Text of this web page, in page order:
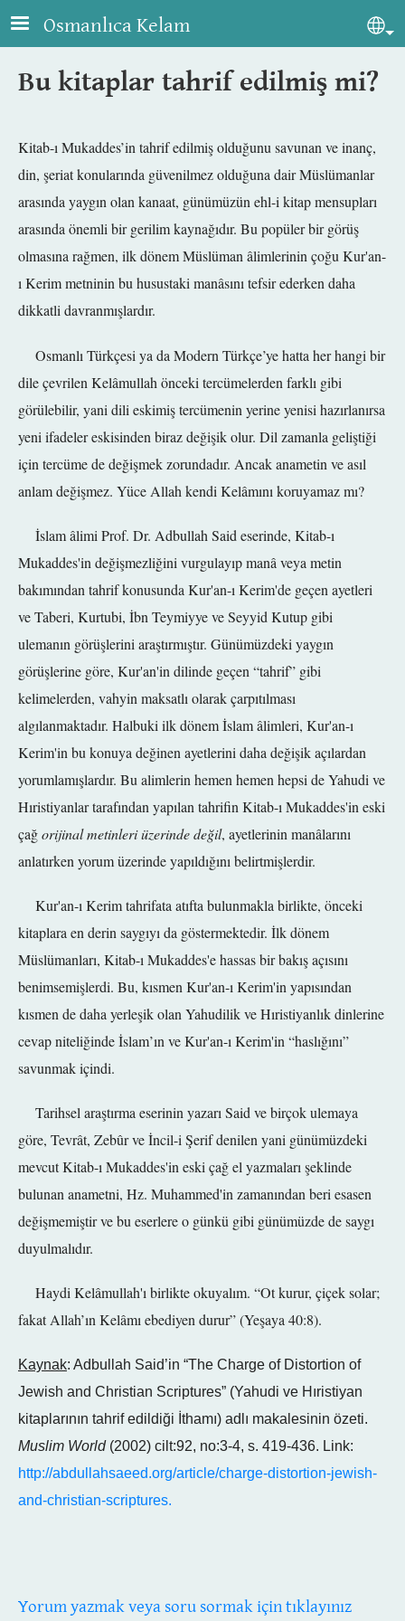
Skip to main content
Osmanlıca Kelam
Bu kitaplar tahrif edilmiş mi?
Kitab-ı Mukaddes’in tahrif edilmiş olduğunu savunan ve inanç,
din, şeriat konularında güvenilmez olduğuna dair Müslümanlar
arasında yaygın olan kanaat, günümüzün ehl-i kitap mensupları
arasında önemli bir gerilim kaynağıdır. Bu popüler bir görüş
olmasına rağmen, ilk dönem Müslüman âlimlerinin çoğu Kur'an-
ı Kerim metninin bu husustaki manâsını tefsir ederken daha
dikkatli davranmışlardır.
Osmanlı Türkçesi ya da Modern Türkçe’ye hatta her hangi bir
dile çevrilen Kelâmullah önceki tercümelerden farklı gibi
görülebilir, yani dili eskimiş tercümenin yerine yenisi hazırlanırsa
yeni ifadeler eskisinden biraz değişik olur. Dil zamanla geliştiği
için tercüme de değişmek zorundadır. Ancak anametin ve asıl
anlam değişmez. Yüce Allah kendi Kelâmını koruyamaz mı?
İslam âlimi Prof. Dr. Adbullah Said eserinde, Kitab-ı
Mukaddes'in değişmezliğini vurgulayıp manâ veya metin
bakımından tahrif konusunda Kur'an-ı Kerim'de geçen ayetleri
ve Taberi, Kurtubi, İbn Teymiyye ve Seyyid Kutup gibi
ulemanın görüşlerini araştırmıştır. Günümüzdeki yaygın
görüşlerine göre, Kur'an'in dilinde geçen “tahrif” gibi
kelimelerden, vahyin maksatlı olarak çarpıtılması
algılanmaktadır. Halbuki ilk dönem İslam âlimleri, Kur'an-ı
Kerim'in bu konuya değinen ayetlerini daha değişik açılardan
yorumlamışlardır. Bu alimlerin hemen hemen hepsi de Yahudi ve
Hıristiyanlar tarafından yapılan tahrifin Kitab-ı Mukaddes'in eski
çağorijinal metinleri üzerinde değil, ayetlerinin manâlarını
anlatırken yorum üzerinde yapıldığını belirtmişlerdir.
Kur'an-ı Kerim tahrifata atıfta bulunmakla birlikte, önceki
kitaplara en derin saygıyı da göstermektedir. İlk dönem
Müslümanları, Kitab-ı Mukaddes'e hassas bir bakış açısını
benimsemişlerdi. Bu, kısmen Kur'an-ı Kerim'in yapısından
kısmen de daha yerleşik olan Yahudilik ve Hıristiyanlık dinlerine
cevap niteliğinde İslam’ın ve Kur'an-ı Kerim'in “haslığını”
savunmak içindi.
Tarihsel araştırma eserinin yazarı Said ve birçok ulemaya
göre, Tevrât, Zebûr ve İncil-i Şerif denilen yani günümüzdeki
mevcut Kitab-ı Mukaddes'in eski çağ el yazmaları şeklinde
bulunan anametni, Hz. Muhammed'in zamanından beri esasen
değişmemiştir ve bu eserlere o günkü gibi günümüzde de saygı
duyulmalıdır.
Haydi Kelâmullah'ı birlikte okuyalım. “Ot kurur, çiçek solar;
fakat Allah’ın Kelâmı ebediyen durur” (Yeşaya 40:8).
Kaynak: Adbullah Said’in “The Charge of Distortion of
Jewish and Christian Scriptures” (Yahudi ve Hıristiyan
kitaplarının tahrif edildiği İthamı) adlı makalesinin özeti.
Muslim World (2002) cilt:92, no:3-4, s. 419-436. Link:
http://abdullahsaeed.org/article/charge-distortion-jewish-
and-christian-scriptures.
Yorum yazmak veya soru sormak için tıklayınız